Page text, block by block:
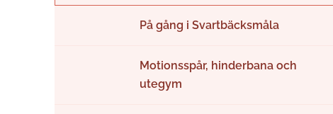
På gång i Svartbäcksmåla
Motionsspår, hinderbana och
utegym